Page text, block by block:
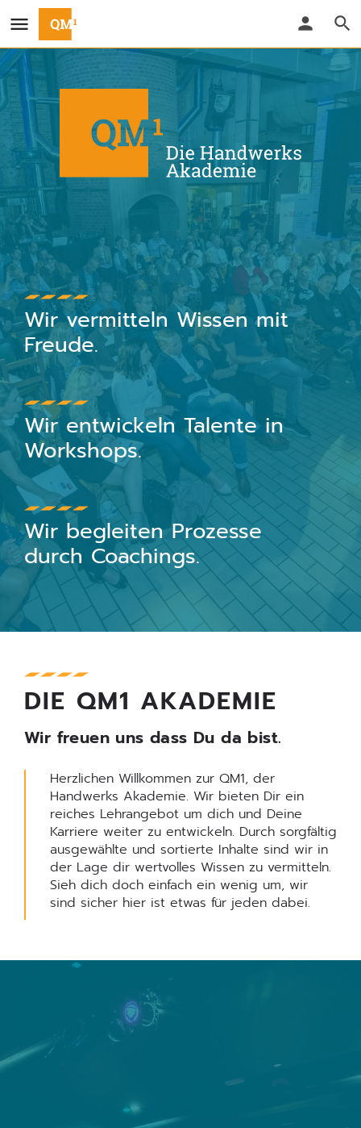
Wir vermitteln Wissen mit
Freude.
Wir entwickeln Talente in
Workshops.
Wir begleiten Prozesse
durch Coachings.
DIE QM1 AKADEMIE
Wir freuen uns dass Du da bist.
Herzlichen Willkommen zur QM1, der
Handwerks Akademie. Wir bieten Dir ein
reiches Lehrangebot um dich und Deine
Karriere weiter zu entwickeln. Durch sorgfältig
ausgewählte und sortierte Inhalte sind wir in
der Lage dir wertvolles Wissen zu vermitteln.
Sieh dich doch einfach ein wenig um, wir
sind sicher hier ist etwas für jeden dabei.